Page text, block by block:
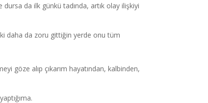
da ilk günkü tadında, artık olay ilişkiyi
daha da zoru gittiğin yerde onu tüm
göze alıp çıkarım hayatından, kalbinden,